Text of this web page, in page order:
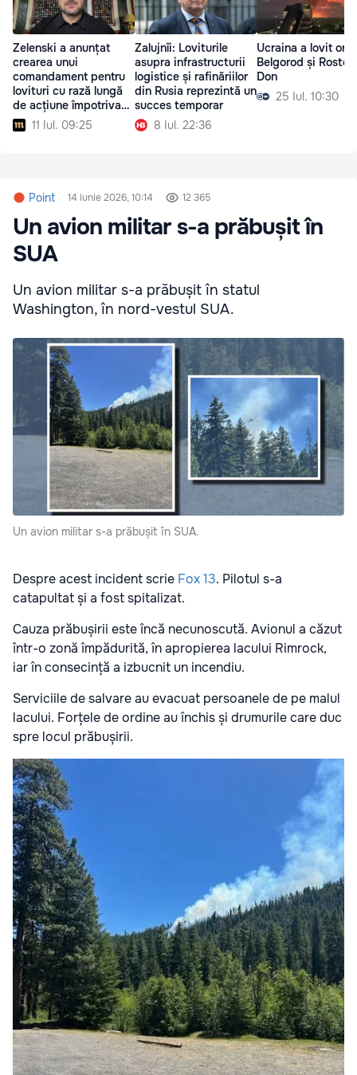
Zelenski a anunțat
crearea unui
comandament pentru
lovituri cu rază lungă
de acțiune împotriva
Rusiei11 Iul. 09:25
Zalujnîi: Loviturile
asupra infrastructurii
logistice și rafinăriilor
din Rusia reprezintă un
succes temporar
8 Iul. 22:36
Ucraina a lovit
Belgorod și
Don
25 Iul. 10:30
Point 14 iunie 2026, 10:14 12 365
Un avion militar s-a prăbușit în
SUA
Un avion militar s-a prăbușit în statul
Washington, în nord-vestul SUA.
Un avion militar s-a prăbușit în SUA.
Despre acest incident scrie Fox 13. Pilotul s-a
catapultat și a fost spitalizat.
Cauza prăbușirii este încă necunoscută. Avionul a căzut
într-o zonă împădurită, în apropierea lacului Rimrock,
iar în consecință a izbucnit un incendiu.
Serviciile de salvare au evacuat persoanele de pe malul
lacului. Forțele de ordine au închis și drumurile care duc
spre locul prăbușirii.